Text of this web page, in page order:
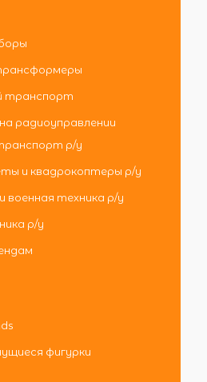
транспорт
радиоуправлении
р/у
и квадрокоптеры р/у
военная техника р/у
р/у
фигурки